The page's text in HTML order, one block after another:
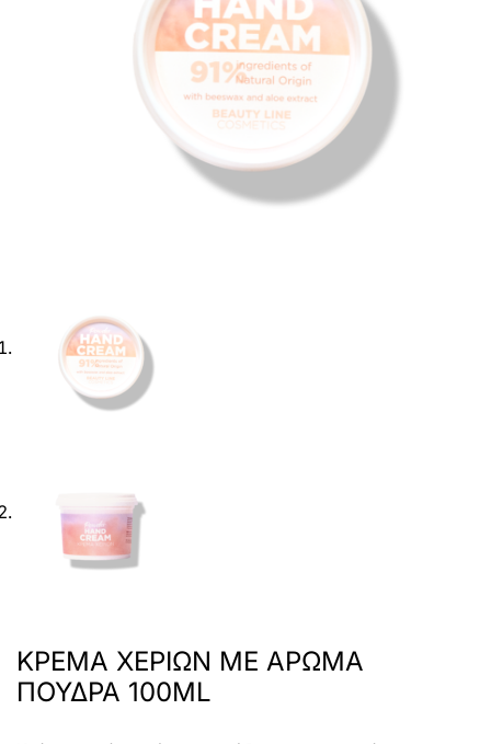
ΚΡΕΜΑ ΧΕΡΙΩΝ ΜΕ ΑΡΩΜΑ
ΠΟΥΔΡΑ 100ML